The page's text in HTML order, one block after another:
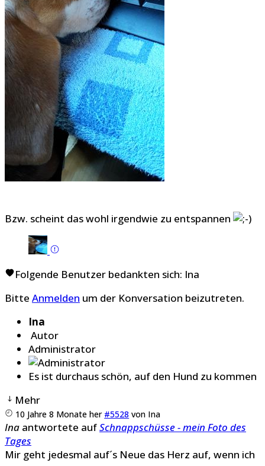
Bzw. scheint das wohl irgendwie zu entspannen
Folgende Benutzer bedankten sich: Ina
Bitte Anmelden um der Konversation beizutreten.
Ina
Autor
Administrator
Es ist durchaus schön, auf den Hund zu kommen
Mehr
10 Jahre 8 Monate her #5528 von Ina
Ina antwortete aufSchnappschüsse - mein Foto des
Tages
Mir geht jedesmal auf´s Neue das Herz auf, wenn ich